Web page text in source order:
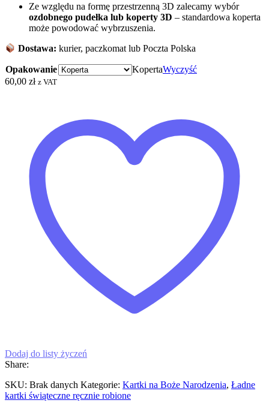
Ze względu na formę przestrzenną 3D zalecamy wybór
ozdobnego pudełka lub koperty 3D – standardowa koperta
może powodować wybrzuszenia.
Dostawa: kurier, paczkomat lub Poczta Polska
Opakowanie KopertaWyczyść
60,00 zł z VAT
Dodaj do listy życzeń
Share:
SKU: Brak danych Kategorie: Kartki na Boże Narodzenia, Ładne
kartki świąteczne ręcznie robione